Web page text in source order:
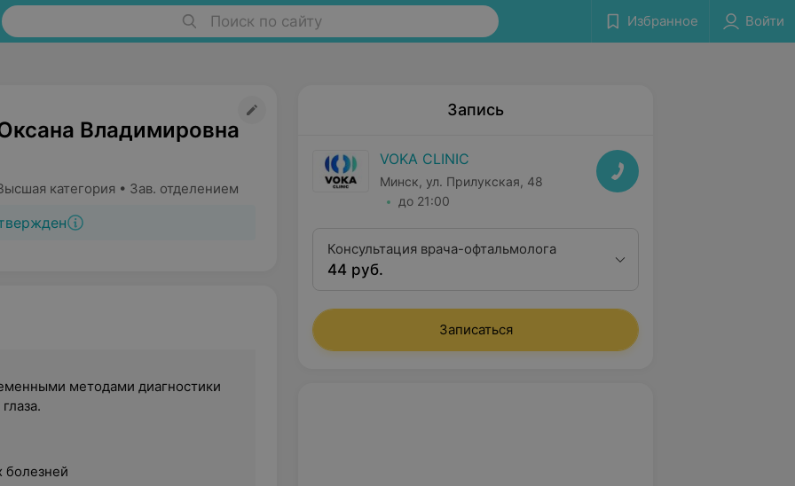
Поиск по сайту Избранное Войти
Владимировна
категория • Зав. отделением
методами диагностики
болезней
Запись
VOKA CLINIC
Минск, ул. Прилукская, 48
до 21:00
Консультация врача-офтальмолога
44 руб.
Записаться